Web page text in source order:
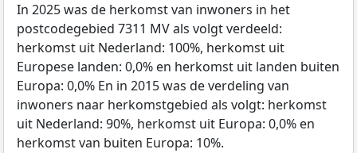
In 2025 was de herkomst van inwoners in het
postcodegebied 7311 MV als volgt verdeeld:
herkomst uit Nederland: 100%, herkomst uit
Europese landen: 0,0% en herkomst uit landen buiten
Europa: 0,0% En in 2015 was de verdeling van
inwoners naar herkomstgebied als volgt: herkomst
uit Nederland: 90%, herkomst uit Europa: 0,0% en
herkomst van buiten Europa: 10%.